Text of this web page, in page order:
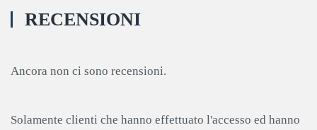
RECENSIONI
Ancora non ci sono recensioni.
Solamente clienti che hanno effettuato l'accesso ed hanno